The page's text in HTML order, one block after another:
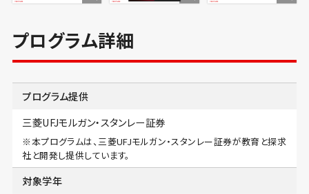
プログラム詳細
プログラム提供
三菱UFJモルガン・スタンレー証券
※本プログラムは、三菱UFJモルガン・スタンレー証券が教育と探求
社と開発し提供しています。
対象学年